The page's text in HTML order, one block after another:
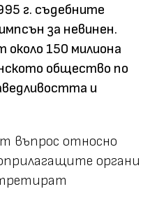
г. съдебните
за невинен.
150 милиона
общество по
и
въпрос относно
органи